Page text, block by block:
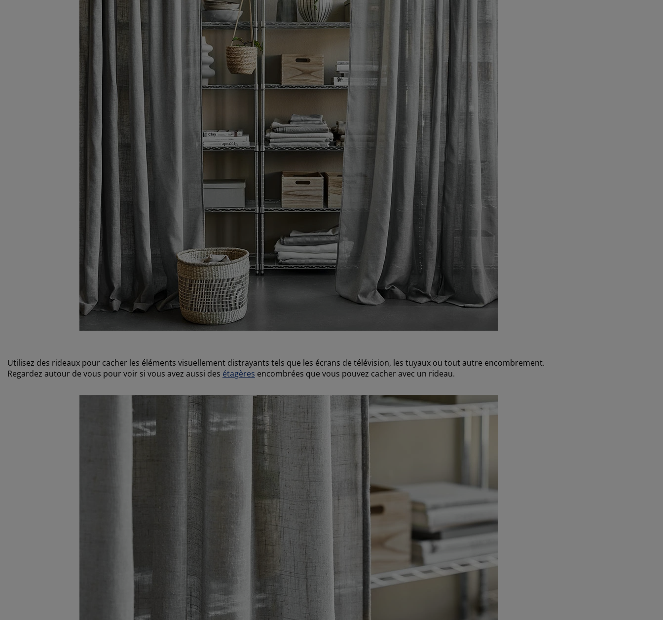
Utilisez des rideaux pour cacher les éléments visuellement distrayants tels que les écrans de télévision, les tuyaux ou tout autre encombrement.
Regardez autour de vous pour voir si vous avez aussi des étagères encombrées que vous pouvez cacher avec un rideau.